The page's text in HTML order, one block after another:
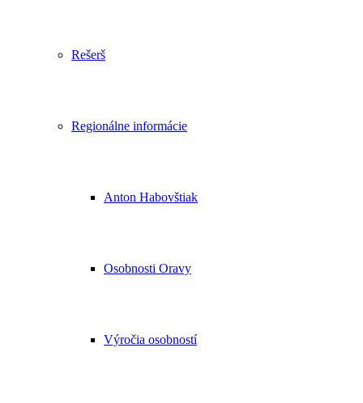
Rešerš
Regionálne informácie
Anton Habovštiak
Osobnosti Oravy
Výročia osobností